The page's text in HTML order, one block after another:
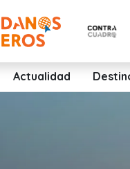
Actualidad